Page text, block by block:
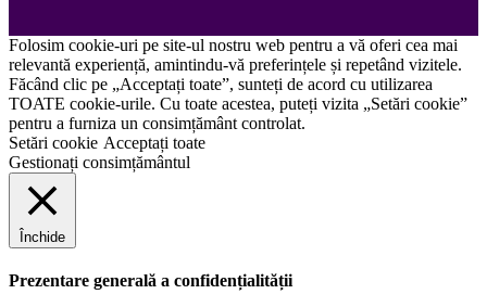
Folosim cookie-uri pe site-ul nostru web pentru a vă oferi cea mai
relevantă experiență, amintindu-vă preferințele și repetând vizitele.
Făcând clic pe „Acceptați toate”, sunteți de acord cu utilizarea
TOATE cookie-urile. Cu toate acestea, puteți vizita „Setări cookie”
pentru a furniza un consimțământ controlat.
Setări cookie Acceptați toate
Gestionați consimțământul
Închide
Prezentare generală a confidențialității